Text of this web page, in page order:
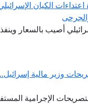
اعتداءات الكيان
أصيب بالسعار
وزير مالية
الإجرامية